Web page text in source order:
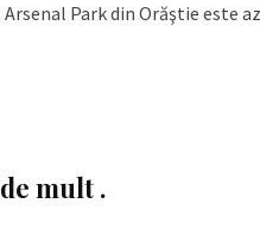
Arsenal Park din Orăştie este
mult .